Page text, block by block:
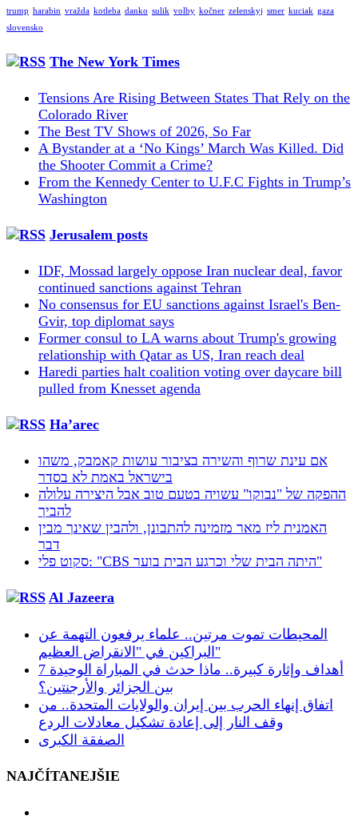
trump harabin vražda kotleba danko sulik volby kočner zelenskyj smer kuciak gaza
slovensko
The New York Times
Tensions Are Rising Between States That Rely on the
Colorado River
The Best TV Shows of 2026, So Far
A Bystander at a ‘No Kings’ March Was Killed. Did
the Shooter Commit a Crime?
From the Kennedy Center to U.F.C Fights in Trump’s
Washington
Jerusalem posts
IDF, Mossad largely oppose Iran nuclear deal, favor
continued sanctions against Tehran
No consensus for EU sanctions against Israel's Ben-
Gvir, top diplomat says
Former consul to LA warns about Trump's growing
relationship with Qatar as US, Iran reach deal
Haredi parties halt coalition voting over daycare bill
pulled from Knesset agenda
Ha’arec
אם עינת שרוף והשירה בציבור עושות קאמבק, משהו
בישראל באמת לא בסדר
ההפקה של "נבוקו" עשויה בטעם טוב אבל היצירה עלולה
להביך
האמנית ליז מאר מזמינה להתבונן, ולהבין שאינך מבין
דבר
סקוט פלי: "CBS היתה הבית שלי וכרגע הבית בוער"
Al Jazeera
المحيطات تموت مرتين.. علماء يرفعون التهمة عن
البراكين في "الانقراض العظيم"
7 أهداف وإثارة كبيرة.. ماذا حدث في المباراة الوحيدة
بين الجزائر والأرجنتين؟
اتفاق إنهاء الحرب بين إيران والولايات المتحدة.. من
وقف النار إلى إعادة تشكيل معادلات الردع
الصفقة الكبرى
NAJČÍTANEJŠIE